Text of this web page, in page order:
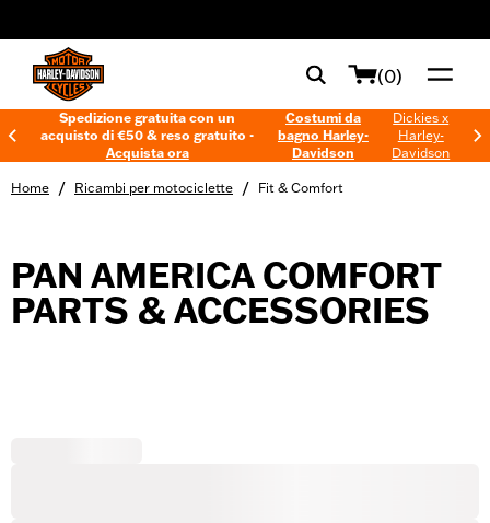
(0)
Spedizione gratuita con un
acquisto di €50 & reso gratuito -
Acquista ora
Costumi da
bagno Harley-
Davidson
Dickies x
Harley-
Davidson
Home / Ricambi per motociclette / Fit & Comfort
PAN AMERICA COMFORT
PARTS & ACCESSORIES